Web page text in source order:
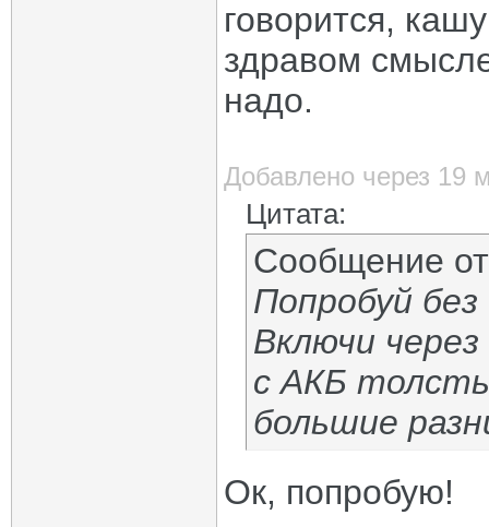
говорится,
здравом
надо.
Добавлено через 19
Цитата:
Сообщение
Попробуй
Включи
с АКБ
большие
Ок, попробую!